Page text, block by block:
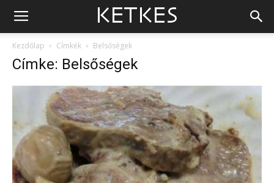
Kezdőlap Címkék Belsőségek
Címke: Belsőségek